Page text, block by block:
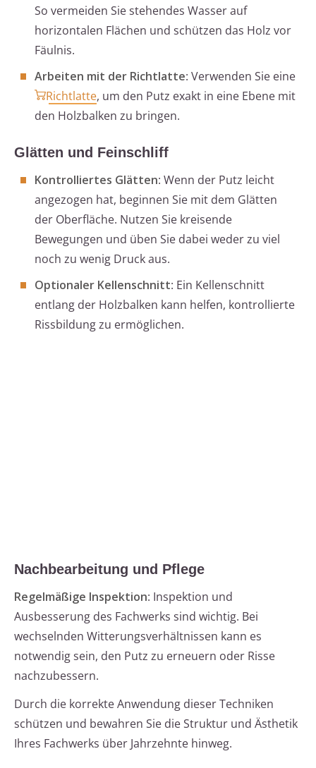
So vermeiden Sie stehendes Wasser auf
horizontalen Flächen und schützen das Holz vor
Fäulnis.
Arbeiten mit der Richtlatte: Verwenden Sie eine
Richtlatte, um den Putz exakt in eine Ebene mit
den Holzbalken zu bringen.
Glätten und Feinschliff
Kontrolliertes Glätten: Wenn der Putz leicht
angezogen hat, beginnen Sie mit dem Glätten
der Oberfläche. Nutzen Sie kreisende
Bewegungen und üben Sie dabei weder zu viel
noch zu wenig Druck aus.
Optionaler Kellenschnitt: Ein Kellenschnitt
entlang der Holzbalken kann helfen, kontrollierte
Rissbildung zu ermöglichen.
Nachbearbeitung und Pflege
Regelmäßige Inspektion: Inspektion und
Ausbesserung des Fachwerks sind wichtig. Bei
wechselnden Witterungsverhältnissen kann es
notwendig sein, den Putz zu erneuern oder Risse
nachzubessern.
Durch die korrekte Anwendung dieser Techniken
schützen und bewahren Sie die Struktur und Ästhetik
Ihres Fachwerks über Jahrzehnte hinweg.